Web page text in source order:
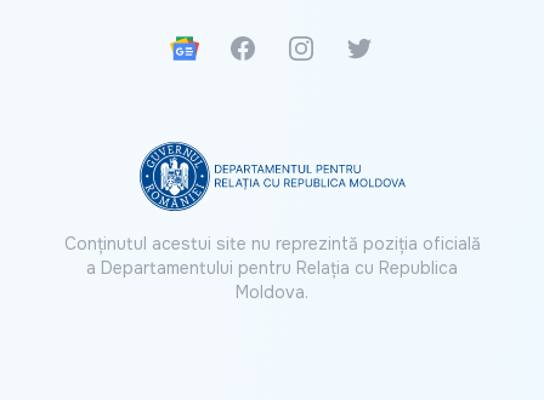
Google News
FacebookInstagramTwitter
Conținutul acestui site nu reprezintă poziția oficială
a Departamentului pentru Relația cu Republica
Moldova.